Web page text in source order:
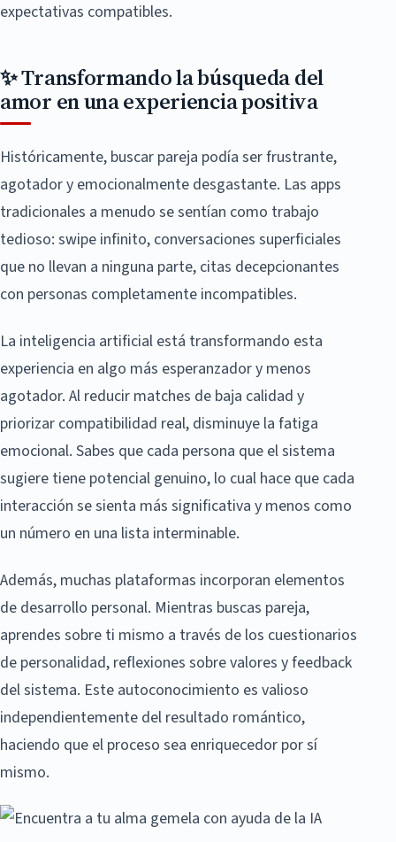
expectativas compatibles.
✨ Transformando la búsqueda del
amor en una experiencia positiva
Históricamente, buscar pareja podía ser frustrante,
agotador y emocionalmente desgastante. Las apps
tradicionales a menudo se sentían como trabajo
tedioso: swipe infinito, conversaciones superficiales
que no llevan a ninguna parte, citas decepcionantes
con personas completamente incompatibles.
La inteligencia artificial está transformando esta
experiencia en algo más esperanzador y menos
agotador. Al reducir matches de baja calidad y
priorizar compatibilidad real, disminuye la fatiga
emocional. Sabes que cada persona que el sistema
sugiere tiene potencial genuino, lo cual hace que cada
interacción se sienta más significativa y menos como
un número en una lista interminable.
Además, muchas plataformas incorporan elementos
de desarrollo personal. Mientras buscas pareja,
aprendes sobre ti mismo a través de los cuestionarios
de personalidad, reflexiones sobre valores y feedback
del sistema. Este autoconocimiento es valioso
independientemente del resultado romántico,
haciendo que el proceso sea enriquecedor por sí
mismo.